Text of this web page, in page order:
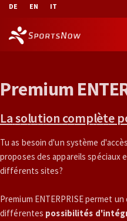
DE EN IT
Premium ENTE
Lasolution complète p
Tu as besoin d'un système
proposes des appareils spéciaux
différents sites?
Premium ENTERPRISE permet
différentes possibilités